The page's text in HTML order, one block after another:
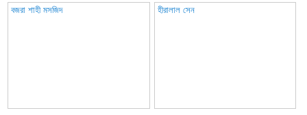
বজরা শাহী মসজিদ হীরালাল সেন